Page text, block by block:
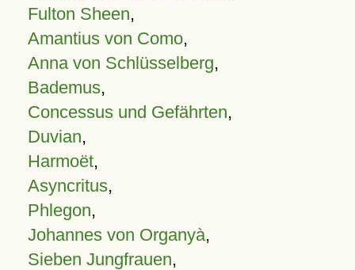
Fulton Sheen,
Amantius von Como,
Anna von Schlüsselberg,
Bademus,
Concessus und Gefährten,
Duvian,
Harmoët,
Asyncritus,
Phlegon,
Johannes von Organyà,
Sieben Jungfrauen,